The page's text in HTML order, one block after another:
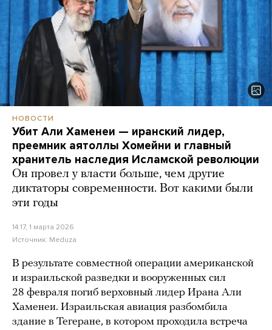
НОВОСТИ
Убит Али Хаменеи — иранский лидер,
преемник аятоллы Хомейни и главный
хранитель наследия Исламской революции
Он провел у власти больше, чем другие
диктаторы современности. Вот какими были
эти годы
14:17, 1 марта 2026
Источник: Meduza
В результате совместной операции американской
и израильской разведки и вооруженных сил
28 февраля погиб верховный лидер Ирана Али
Хаменеи. Израильская авиация разбомбила
здание в Тегеране, в котором проходила встреча